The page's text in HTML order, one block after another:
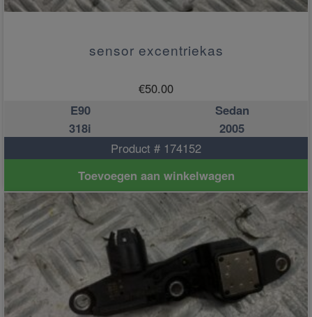
sensor excentriekas
€50.00
E90
Sedan
318i
2005
Product # 174152
Toevoegen aan winkelwagen